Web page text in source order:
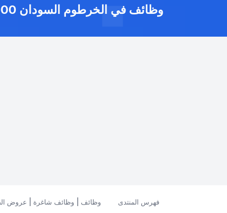
وظائف في الخرطوم السودان 25000 وظيفة للشباب بولاية الخرطوم
فهرس المنتدى وظائف | وظائف شاغرة | عروض